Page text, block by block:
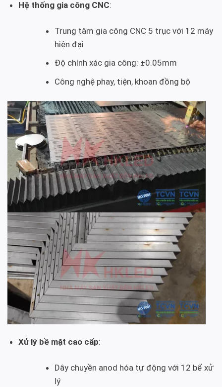
Hệ thống gia công CNC:
Trung tâm gia công CNC 5 trục với 12 máy
hiện đại
Độ chính xác gia công: ±0.05mm
Công nghệ phay, tiện, khoan đồng bộ
Xử lý bề mặt cao cấp:
Dây chuyền anod hóa tự động với 12 bể xử
lý